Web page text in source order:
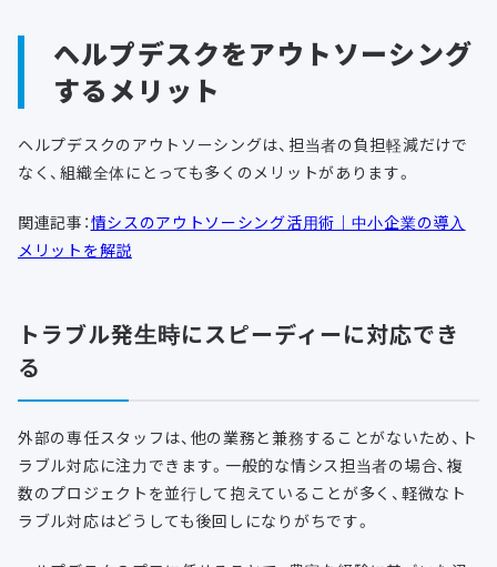
ヘルプデスクをアウトソーシング
するメリット
ヘルプデスクのアウトソーシングは、担当者の負担軽減だけで
なく、組織全体にとっても多くのメリットがあります。
関連記事：情シスのアウトソーシング活用術｜中小企業の導入
メリットを解説
トラブル発生時にスピーディーに対応でき
る
外部の専任スタッフは、他の業務と兼務することがないため、ト
ラブル対応に注力できます。一般的な情シス担当者の場合、複
数のプロジェクトを並行して抱えていることが多く、軽微なト
ラブル対応はどうしても後回しになりがちです。